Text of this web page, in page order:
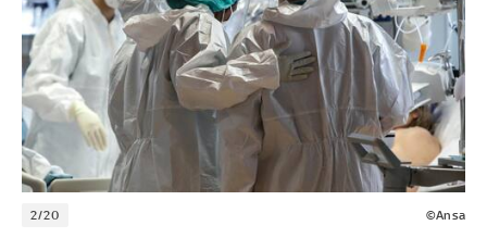
2/20 ©Ansa